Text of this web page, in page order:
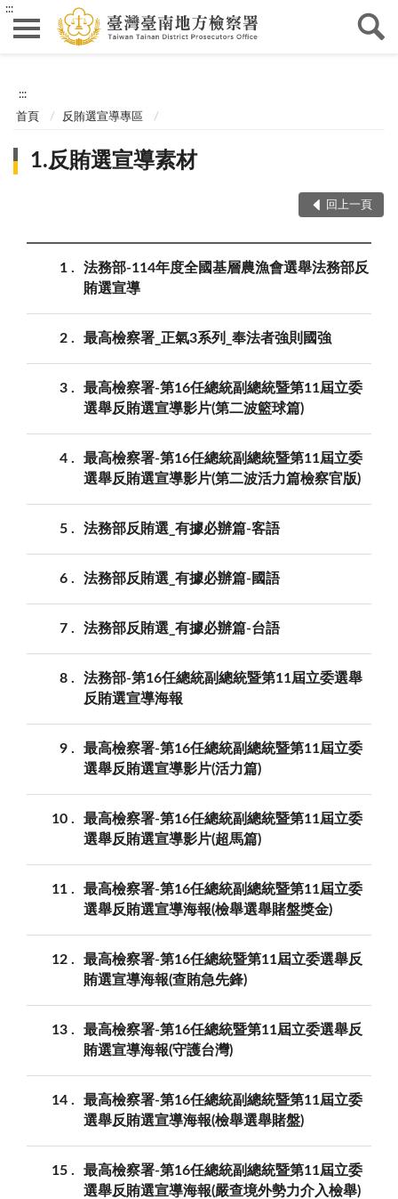
:::
:::
首頁 反賄選宣導專區
1.反賄選宣導素材
回上一頁
1
法務部-114年度全國基層農漁會選舉法務部反
賄選宣導
2 最高檢察署_正氣3系列_奉法者強則國強
3
最高檢察署-第16任總統副總統暨第11屆立委
選舉反賄選宣導影片(第二波籃球篇)
4
最高檢察署-第16任總統副總統暨第11屆立委
選舉反賄選宣導影片(第二波活力篇檢察官版)
5 法務部反賄選_有據必辦篇-客語
6 法務部反賄選_有據必辦篇-國語
7 法務部反賄選_有據必辦篇-台語
8
法務部-第16任總統副總統暨第11屆立委選舉
反賄選宣導海報
9
最高檢察署-第16任總統副總統暨第11屆立委
選舉反賄選宣導影片(活力篇)
10
最高檢察署-第16任總統副總統暨第11屆立委
選舉反賄選宣導影片(超馬篇)
11
最高檢察署-第16任總統副總統暨第11屆立委
選舉反賄選宣導海報(檢舉選舉賭盤獎金)
12
最高檢察署-第16任總統暨第11屆立委選舉反
賄選宣導海報(查賄急先鋒)
13
最高檢察署-第16任總統暨第11屆立委選舉反
賄選宣導海報(守護台灣)
14
最高檢察署-第16任總統副總統暨第11屆立委
選舉反賄選宣導海報(檢舉選舉賭盤)
15
最高檢察署-第16任總統副總統暨第11屆立委
選舉反賄選宣導海報(嚴查境外勢力介入檢舉)